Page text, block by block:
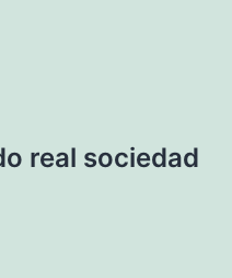
real sociedad